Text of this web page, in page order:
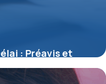
: Préavis et